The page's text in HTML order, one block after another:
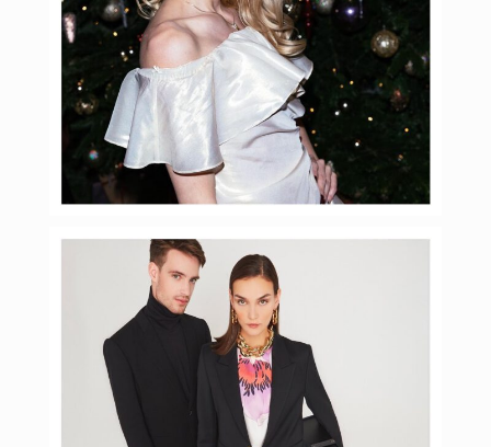
Янв 26
budinstein_media